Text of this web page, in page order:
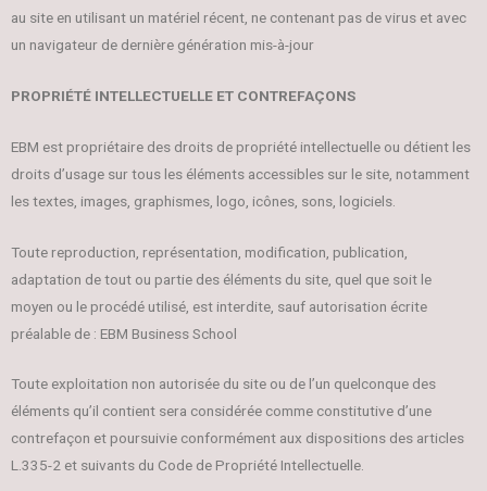
au site en utilisant un matériel récent, ne contenant pas de virus et avec
un navigateur de dernière génération mis-à-jour
PROPRIÉTÉ INTELLECTUELLE ET CONTREFAÇONS
EBM est propriétaire des droits de propriété intellectuelle ou détient les
droits d’usage sur tous les éléments accessibles sur le site, notamment
les textes, images, graphismes, logo, icônes, sons, logiciels.
Toute reproduction, représentation, modification, publication,
adaptation de tout ou partie des éléments du site, quel que soit le
moyen ou le procédé utilisé, est interdite, sauf autorisation écrite
préalable de : EBM Business School
Toute exploitation non autorisée du site ou de l’un quelconque des
éléments qu’il contient sera considérée comme constitutive d’une
contrefaçon et poursuivie conformément aux dispositions des articles
L.335-2 et suivants du Code de Propriété Intellectuelle.